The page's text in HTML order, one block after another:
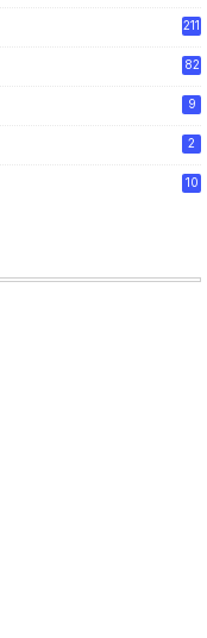
211
82
9
2
10